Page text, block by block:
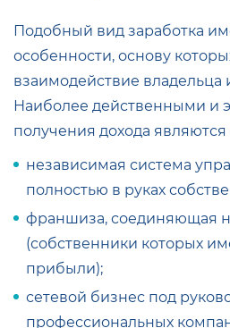
Подобный вид заработка
особенности, основу
взаимодействие
Наиболее действенными и
получения дохода
независимая система
полностью в руках
франшиза, соединяющая
(собственники которых
прибыли);
сетевой бизнес под
профессиональных